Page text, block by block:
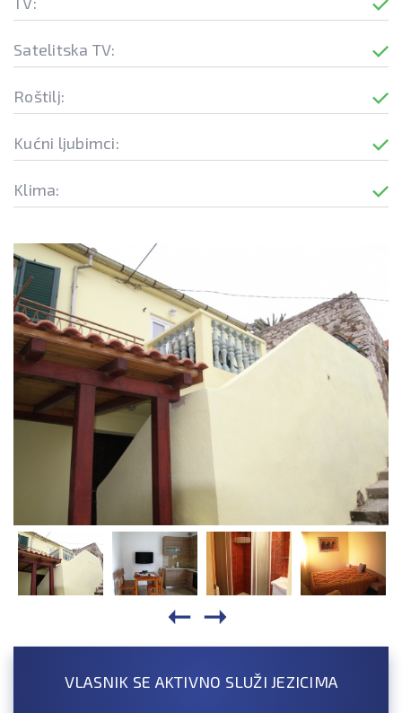
Satelitska TV:
Roštilj:
Kućni ljubimci:
Klima:
VLASNIK SE AKTIVNO SLUŽI JEZICIMA